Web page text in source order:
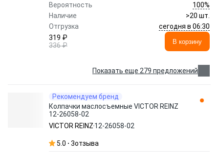
Вероятность
100%
Наличие
>20 шт.
Отгрузка
сегодня в 06:30
319 ₽
336 ₽
В корзину
Показать еще 279 предложений
Рекомендуем бренд
Колпачки маслосъемные VICTOR REINZ
12-26058-02
VICTOR REINZ 12-26058-02
5.0 3отзыва